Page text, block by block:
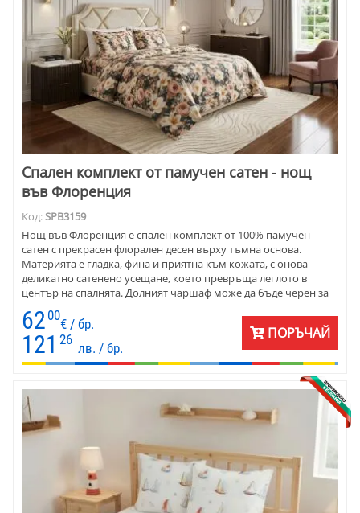
Спален комплект от памучен сатен - нощ
във Флоренция
Код:SPB3159
Нощ във Флоренция е спален комплект от 100% памучен
сатен с прекрасен флорален десен върху тъмна основа.
Материята е гладка, фина и приятна към кожата, с онова
деликатно сатенено усещане, което превръща леглото в
център на спалнята. Долният чаршаф може да бъде черен за
завършен интериорен ефект.
62 00
€ / бр.
121 26
лв. / бр.
ПОРЪЧАЙ